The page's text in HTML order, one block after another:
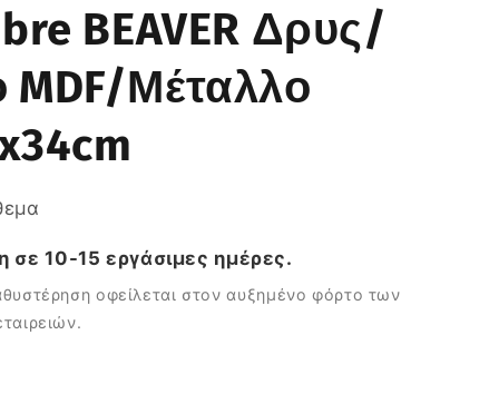
BEAVER Δρυς/
MDF/Μέταλλο
σε 10-15 εργάσιμες ημέρες.
οφείλεται στον αυξημένο φόρτο των